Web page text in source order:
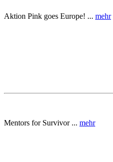
Aktion Pink goes Europe! ... mehr
Mentors for Survivor ... mehr